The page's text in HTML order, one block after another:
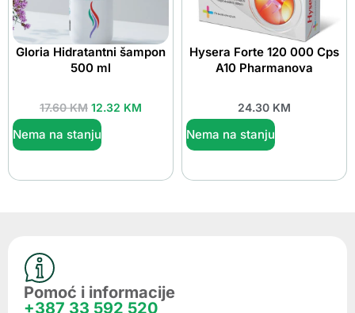
Gloria Hidratantni šampon
500 ml
17.60KM 12.32 KM
Nema na stanju
Hysera Forte 120 000 Cps
A10 Pharmanova
24.30 KM
Nema na stanju
Pomoć i informacije
+387 33 592 520